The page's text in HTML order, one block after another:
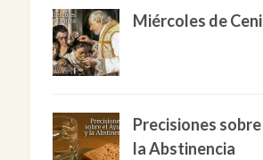
Miércoles de
Precisiones
la Abstinencia